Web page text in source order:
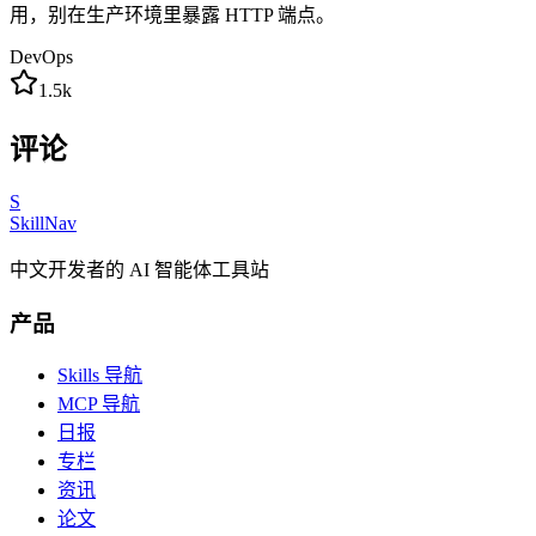
用，别在生产环境里暴露 HTTP 端点。
DevOps
1.5k
评论
S
SkillNav
中文开发者的 AI 智能体工具站
产品
Skills 导航
MCP 导航
日报
专栏
资讯
论文